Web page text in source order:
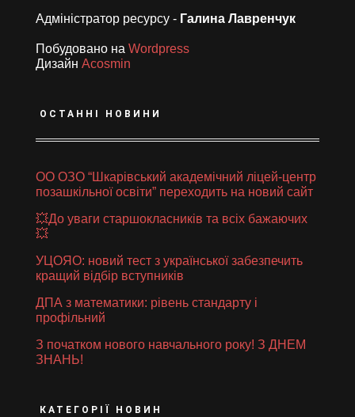
Адміністратор ресурсу - Галина Лавренчук
Побудовано на Wordpress
Дизайн Acosmin
ОСТАННІ НОВИНИ
ОО ОЗО “Шкарівський академічний ліцей-центр
позашкільної освіти” переходить на новий сайт
💥До уваги старшокласників та всіх бажаючих
💥
УЦОЯО: новий тест з української забезпечить
кращий відбір вступників
ДПА з математики: рівень стандарту і
профільний
З початком нового навчального року! З ДНЕМ
ЗНАНЬ!
КАТЕГОРІЇ НОВИН